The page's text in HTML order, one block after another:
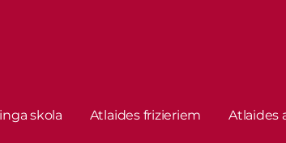
skola Atlaides frizieriem Atlaides